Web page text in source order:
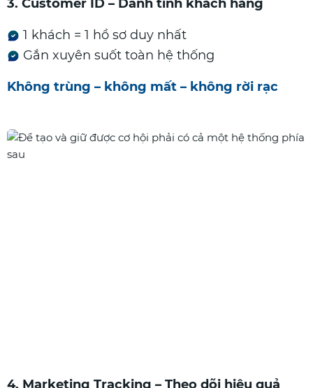
3. Customer ID – Danh tính khách hàng
1 khách = 1 hồ sơ duy nhất
Gắn xuyên suốt toàn hệ thống
Không trùng – không mất – không rời rạc
4. Marketing Tracking – Theo dõi hiệu quả